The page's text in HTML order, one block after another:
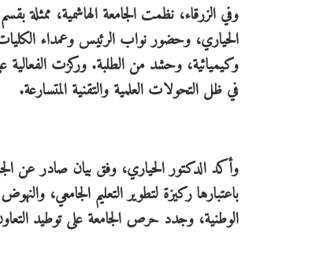
وفي الزرقاء، نظمت الجامعة الهاشمية، ممثلة
الحياري، وحضور نواب الرئيس وعمداء
وكيميائية، وحشد من الطلبة. وركزت الفعالية
في ظل التحولات العلمية والتقنية المتسارعة.
وأكد الدكتور الحياري، وفق بيان صادر عن
باعتبارها ركيزة لتطوير التعليم الجامعي،
الوطنية، وجدد حرص الجامعة على توطيد